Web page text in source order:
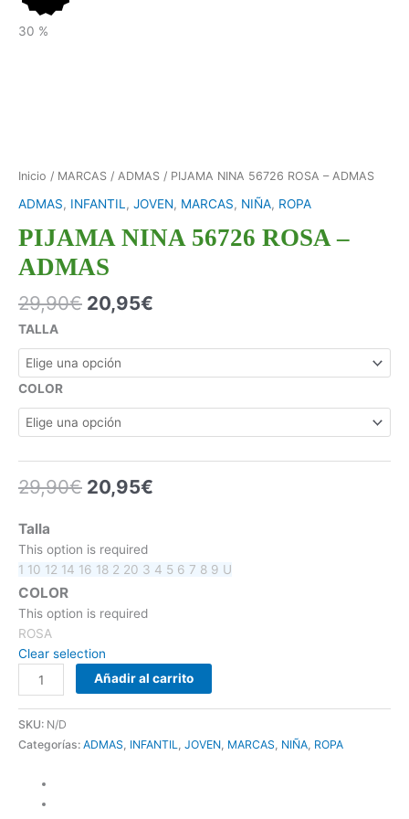
30 %
Inicio / MARCAS / ADMAS / PIJAMA NINA 56726 ROSA – ADMAS
ADMAS, INFANTIL , JOVEN, MARCAS, NIÑA, ROPA
PIJAMA NINA 56726 ROSA –
ADMAS
29,90€ 20,95€
TALLA
COLOR
29,90€ 20,95€
Talla
This option is required
1 10 12 14 16 18 2 20 3 4 5 6 7 8 9 U
COLOR
This option is required
ROSA
Clear selection
Añadir al carrito
SKU: N/D
Categorías: ADMAS INFANTIL JOVEN MARCAS NIÑA ROPA